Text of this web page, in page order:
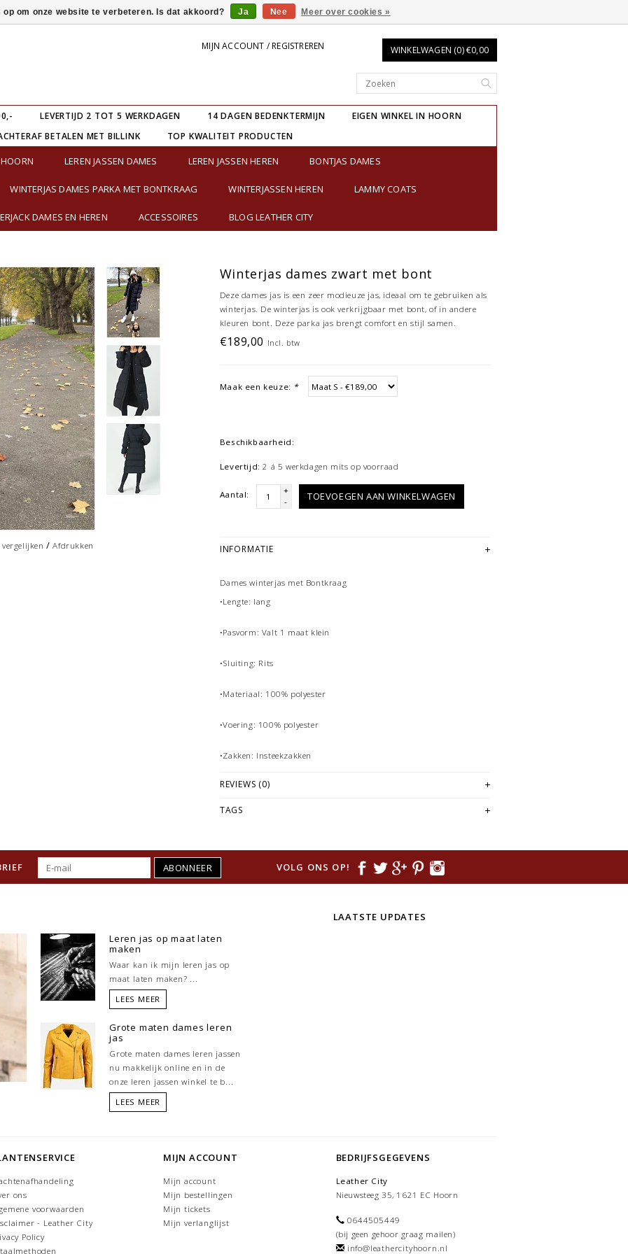
MIJN ACCOUNT / REGISTREREN WINKELWAGEN (0) €0,00
LEVERTIJD 2 TOT 5 WERKDAGEN 14 DAGEN BEDENKTERMIJN
EIGEN WINKEL IN HOORN
BETALEN MET BILLINK
TOP KWALITEIT PRODUCTEN
LEREN JASSEN DAMES LEREN JASSEN HEREN BONTJAS DAMES
WINTERJAS DAMES PARKA MET BONTKRAAG WINTERJASSEN HEREN LAMMY COATS
DAMES EN HEREN ACCESSOIRES BLOG LEATHER CITY
vergelijken /Afdrukken
Winterjas dames zwart met bont
Deze dames jas is een zeer modieuze jas, ideaal om te gebruiken als
winterjas. De winterjas is ook verkrijgbaar met bont, of in andere
kleuren bont. Deze parka jas brengt comfort en stijl samen.
€189,00 Incl. btw
Maak een keuze: *
Beschikbaarheid:
Levertijd: 2 á 5 werkdagen mits op voorraad
Aantal:
+
-
TOEVOEGEN AAN WINKELWAGEN
INFORMATIE
Dames winterjas met Bontkraag
•Lengte: lang
•Pasvorm: Valt 1 maat klein
•Sluiting: Rits
•Materiaal: 100% polyester
•Voering: 100% polyester
•Zakken: Insteekzakken
REVIEWS (0)
TAGS
ABONNEER VOLG ONS OP!
Leren jas op maat laten
maken
Waar kan ik mijn leren jas op
maat laten maken? ...
LEES MEER
Grote maten dames leren
jas
Grote maten dames leren jassen
nu makkelijk online en in de
onze leren jassen winkel te b...
LEES MEER
LAATSTE UPDATES
ons
voorwaarden
- Leather City
Policy
MIJN ACCOUNT
Mijn account
Mijn bestellingen
Mijn tickets
Mijn verlanglijst
BEDRIJFSGEGEVENS
Leather City
Nieuwsteeg 35, 1621 EC Hoorn
0644505449
(bij geen gehoor graag mailen)
info@leathercityhoorn.nl
op om onze website te verbeteren. Is dat akkoord? Ja Nee Meer over cookies »